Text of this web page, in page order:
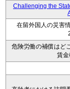
Challenging the
在留外国人の災害
危険労働の補償はど
賃